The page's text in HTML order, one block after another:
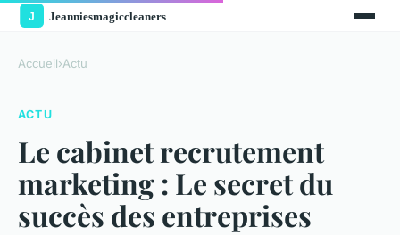
Accueil›Actu
ACTU
Le cabinet recrutement
marketing : Le secret du
succès des entreprises